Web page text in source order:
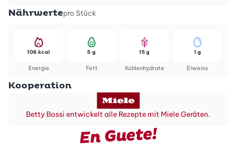
Nährwertepro Stück
Energie
106 kcal
Fett
5 g
Kohlenhydrate
15 g
Eiweiss
1 g
Kooperation
Betty Bossi entwickelt alle Rezepte mit Miele Geräten.
En Guete!